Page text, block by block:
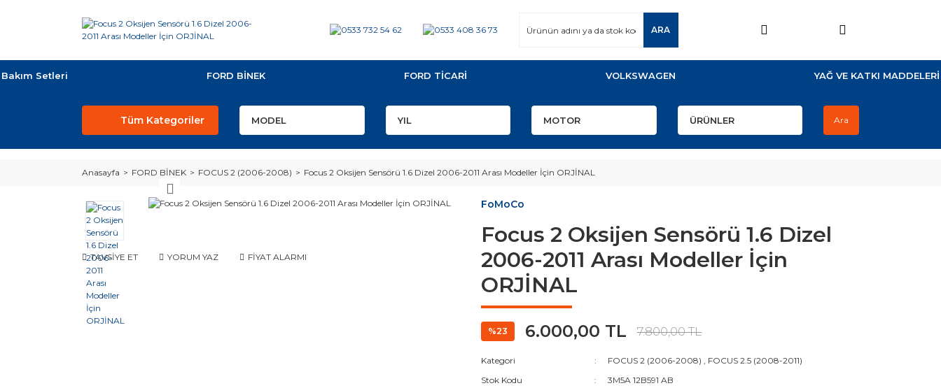
ARA
Bakım Setleri FORD BİNEK FORD TİCARİ VOLKSWAGEN YAĞ VE KATKI MADDELERİ
Tüm Kategoriler Ara
Anasayfa FORD BİNEK FOCUS 2 (2006-2008) Focus 2 Oksijen Sensörü 1.6 Dizel 2006-2011 Arası Modeller İçin ORJİNAL
TAVSİYE ET YORUM YAZ FİYAT ALARMI
FoMoCo
Focus 2 Oksijen Sensörü 1.6 Dizel
2006-2011 Arası Modeller İçin
ORJİNAL
%23 6.000,00 TL 7.800,00 TL
Kategori FOCUS 2 (2006-2008) , FOCUS 2.5 (2008-2011)
Stok Kodu
3M5A 12B591 AB